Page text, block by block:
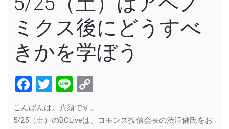
ミクス後にどうすべ
きかを学ぼう
Facebook
Twitter
Line
こんばんは。八須です。
5/25（土）のBCLiveは、コモンズ投信会長の渋澤健氏をお